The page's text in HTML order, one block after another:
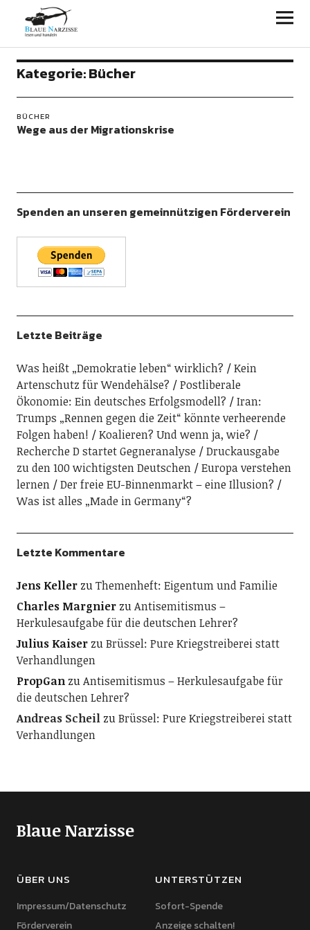
Blaue Narzisse
Kategorie:Bücher
BÜCHER
Wege aus der Migrationskrise
Spenden an unseren gemeinnützigen Förderverein
Letzte Beiträge
Was heißt „Demokratie leben“ wirklich?
Kein
Artenschutz für Wendehälse?
Postliberale
Ökonomie: Ein deutsches Erfolgsmodell?
Iran:
Trumps „Rennen gegen die Zeit“ könnte verheerende
Folgen haben!
Koalieren? Und wenn ja, wie?
Recherche D startet Gegneranalyse
Druckausgabe
zu den 100 wichtigsten Deutschen
Europa verstehen
lernen
Der freie EU-Binnenmarkt – eine Illusion?
Was ist alles „Made in Germany“?
Letzte Kommentare
Jens KellerzuThemenheft: Eigentum und Familie
Charles MargnierzuAntisemitismus –
Herkulesaufgabe für die deutschen Lehrer?
Julius KaiserzuBrüssel: Pure Kriegstreiberei statt
Verhandlungen
PropGanzuAntisemitismus – Herkulesaufgabe für
die deutschen Lehrer?
Andreas ScheilzuBrüssel: Pure Kriegstreiberei statt
Verhandlungen
Blaue Narzisse
ÜBER UNS
Impressum/Datenschutz
Förderverein
UNTERSTÜTZEN
Sofort-Spende
Anzeige schalten!